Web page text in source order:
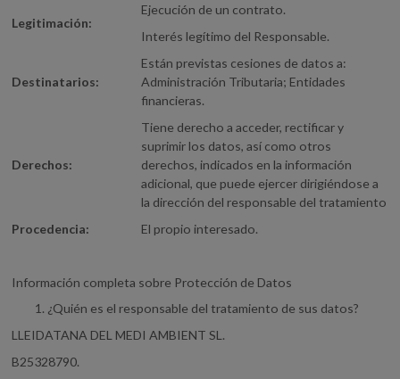
Legitimación:
Ejecución de un contrato.
Interés legítimo del Responsable.
Destinatarios:
Están previstas cesiones de datos a:
Administración Tributaria; Entidades
financieras.
Derechos:
Tiene derecho a acceder, rectificar y
suprimir los datos, así como otros
derechos, indicados en la información
adicional, que puede ejercer dirigiéndose a
la dirección del responsable del tratamiento
Procedencia:
El propio interesado.
Información completa sobre Protección de Datos
¿Quién es el responsable del tratamiento de sus datos?
LLEIDATANA DEL MEDI AMBIENT SL.
B25328790.